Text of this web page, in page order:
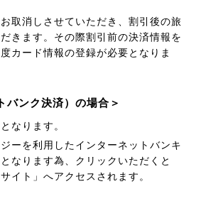
取消しさせていただき、割引後の旅
きます。その際割引前の決済情報を
カード情報の登録が必要となりま
バンク決済）の場合＞
なります。
ーを利用したインターネットバンキ
なります為、クリックいただくと
イト」へアクセスされます。